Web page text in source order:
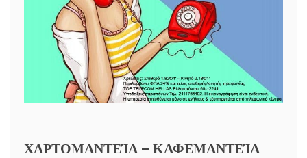
ΧΑΡΤΟΜΑΝΤΕΊΑ – ΚΑΦΕΜΑΝΤΕΊΑ